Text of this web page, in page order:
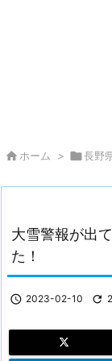
 ホーム > 長野
大雪警報が出
た！
 2023-02-10 